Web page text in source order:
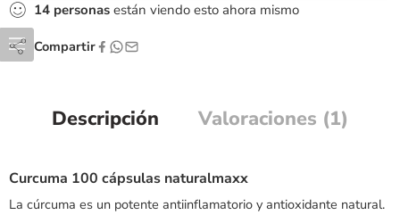
14 personas están viendo esto ahora mismo
Compartir
Descripción Valoraciones (1)
Curcuma 100 cápsulas naturalmaxx
La cúrcuma es un potente antiinflamatorio y antioxidante natural.